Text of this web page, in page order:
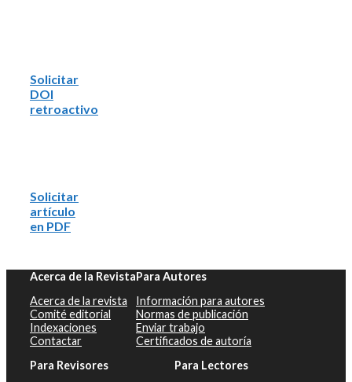
Solicitar
DOI
retroactivo
Solicitar
artículo
en PDF
Acerca de la Revista
Acerca de la revista
Comité editorial
Indexaciones
Contactar
Para Autores
Información para autores
Normas de publicación
Enviar trabajo
Certificados de autoría
Para Revisores
Para Lectores